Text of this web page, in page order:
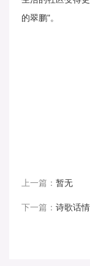
的翠鹏"。
上一篇： 暂无
下一篇： 诗歌话